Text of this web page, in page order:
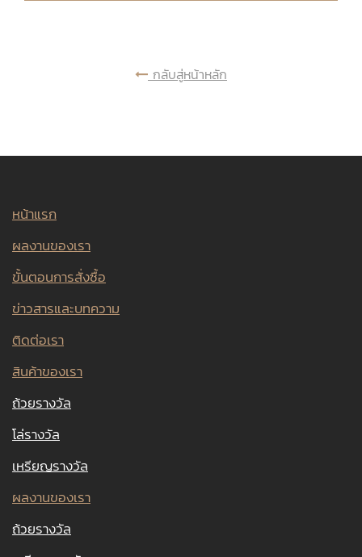
กลับสู่หน้าหลัก
หน้าแรก
ผลงานของเรา
ขั้นตอนการสั่งซื้อ
ข่าวสารและบทความ
ติดต่อเรา
สินค้าของเรา
ถ้วยรางวัล
โล่รางวัล
เหรียญรางวัล
ผลงานของเรา
ถ้วยรางวัล